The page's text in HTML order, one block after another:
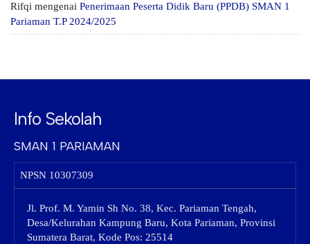
Rifqi mengenai Penerimaan Peserta Didik Baru (PPDB) SMAN 1
Pariaman T.P 2024/2025
Info Sekolah
SMAN 1 PARIAMAN
NPSN 10307309
Jl. Prof. M. Yamin Sh No. 38, Kec. Pariaman Tengah,
Desa/Kelurahan Kampung Baru, Kota Pariaman, Provinsi
Sumatera Barat, Kode Pos: 25514